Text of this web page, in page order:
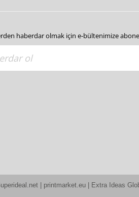
haberdar olmak için e-bültenimize
| printmarket.eu | Extra Ideas